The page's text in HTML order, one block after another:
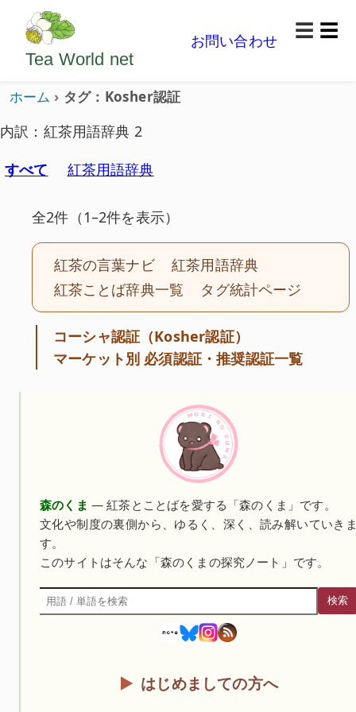
ようこそいらっしゃいました。どうぞごゆっくり楽
Tea World net
お問い合わせ
☰
ホーム タグ：Kosher認証
内訳：紅茶用語辞典 2
すべて
紅茶用語辞典
全2件（1–2件を表示）
紅茶の言葉ナビ
紅茶用語辞典
紅茶ことば辞典一覧
タグ統計ページ
コーシャ認証（Kosher認証）
マーケット別 必須認証・推奨認証一覧
森のくま — 紅茶とことばを愛する「森のくま」です。
文化や制度の裏側から、ゆるく、深く、読み解いていき
す。
このサイトはそんな「森のくまの探究ノート」です。
検索
検索
はじめましての方へ